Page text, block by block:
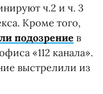
ч.2 и ч. 3
Кроме того,
подозрение в
«112 канала».
выстрелили из